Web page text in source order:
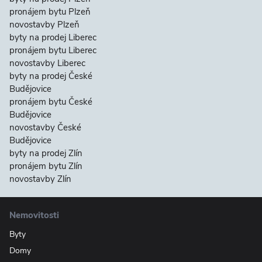
pronájem bytu Plzeň
novostavby Plzeň
byty na prodej Liberec
pronájem bytu Liberec
novostavby Liberec
byty na prodej České
Budějovice
pronájem bytu České
Budějovice
novostavby České
Budějovice
byty na prodej Zlín
pronájem bytu Zlín
novostavby Zlín
Nemovitosti
Byty
Domy